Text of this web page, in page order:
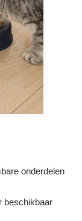
onderdelen
beschikbaar